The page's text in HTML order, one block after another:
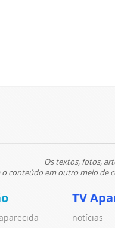
Os textos, fotos,
conteúdo em outro meio de
TV
notícias